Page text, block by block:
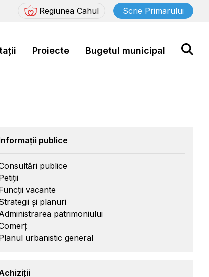
Regiunea Cahul Scrie Primarului
Proiecte Bugetul municipal
Informații publice
publice
Petiții
Funcții vacante
Strategii și planuri
Administrarea patrimoniului
Planul urbanistic general